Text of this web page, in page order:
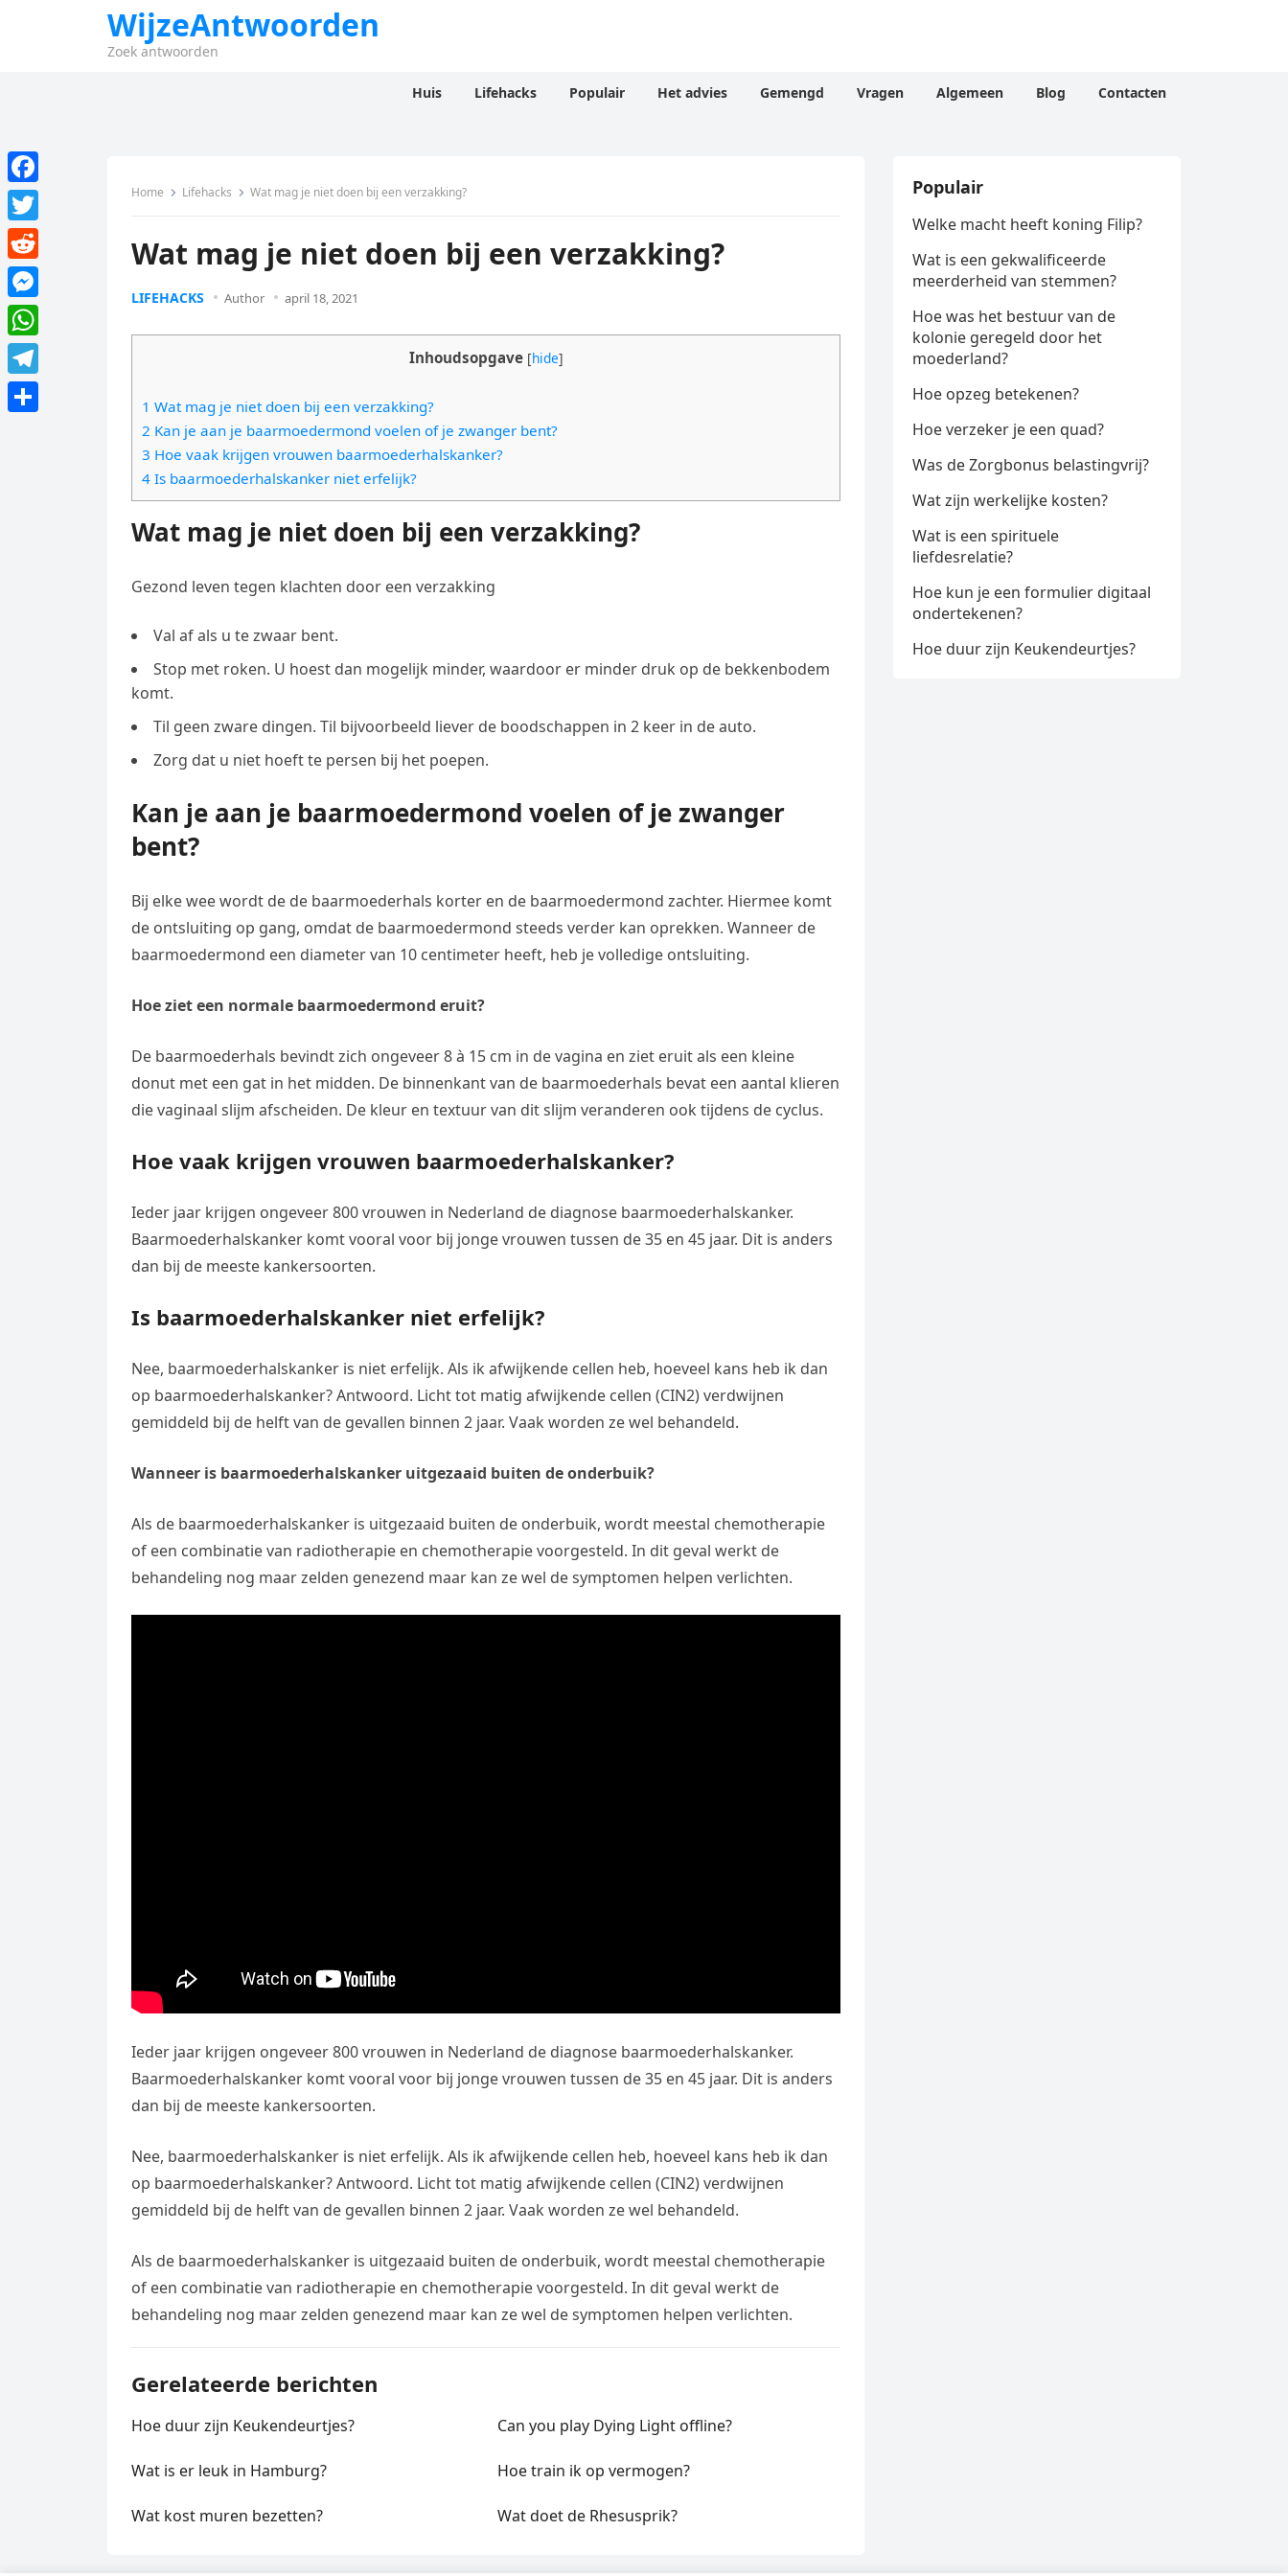
WijzeAntwoorden
Zoek antwoorden
Huis Lifehacks Populair Het advies Gemengd Vragen Algemeen Blog Contacten
Home Lifehacks Wat mag je niet doen bij een verzakking?
Wat mag je niet doen bij een verzakking?
LIFEHACKS Author april 18, 2021
Inhoudsopgave [hide]
1 Wat mag je niet doen bij een verzakking?
2 Kan je aan je baarmoedermond voelen of je zwanger bent?
3 Hoe vaak krijgen vrouwen baarmoederhalskanker?
4 Is baarmoederhalskanker niet erfelijk?
Wat mag je niet doen bij een verzakking?
Gezond leven tegen klachten door een verzakking
Val af als u te zwaar bent.
Stop met roken. U hoest dan mogelijk minder, waardoor er minder druk op de bekkenbodem
komt.
Til geen zware dingen. Til bijvoorbeeld liever de boodschappen in 2 keer in de auto.
Zorg dat u niet hoeft te persen bij het poepen.
Kan je aan je baarmoedermond voelen of je zwanger
bent?
Bij elke wee wordt de de baarmoederhals korter en de baarmoedermond zachter. Hiermee komt
de ontsluiting op gang, omdat de baarmoedermond steeds verder kan oprekken. Wanneer de
baarmoedermond een diameter van 10 centimeter heeft, heb je volledige ontsluiting.
Hoe ziet een normale baarmoedermond eruit?
De baarmoederhals bevindt zich ongeveer 8 à 15 cm in de vagina en ziet eruit als een kleine
donut met een gat in het midden. De binnenkant van de baarmoederhals bevat een aantal klieren
die vaginaal slijm afscheiden. De kleur en textuur van dit slijm veranderen ook tijdens de cyclus.
Hoe vaak krijgen vrouwen baarmoederhalskanker?
Ieder jaar krijgen ongeveer 800 vrouwen in Nederland de diagnose baarmoederhalskanker.
Baarmoederhalskanker komt vooral voor bij jonge vrouwen tussen de 35 en 45 jaar. Dit is anders
dan bij de meeste kankersoorten.
Is baarmoederhalskanker niet erfelijk?
Nee, baarmoederhalskanker is niet erfelijk. Als ik afwijkende cellen heb, hoeveel kans heb ik dan
op baarmoederhalskanker? Antwoord. Licht tot matig afwijkende cellen (CIN2) verdwijnen
gemiddeld bij de helft van de gevallen binnen 2 jaar. Vaak worden ze wel behandeld.
Wanneer is baarmoederhalskanker uitgezaaid buiten de onderbuik?
Als de baarmoederhalskanker is uitgezaaid buiten de onderbuik, wordt meestal chemotherapie
of een combinatie van radiotherapie en chemotherapie voorgesteld. In dit geval werkt de
behandeling nog maar zelden genezend maar kan ze wel de symptomen helpen verlichten.
Ieder jaar krijgen ongeveer 800 vrouwen in Nederland de diagnose baarmoederhalskanker.
Baarmoederhalskanker komt vooral voor bij jonge vrouwen tussen de 35 en 45 jaar. Dit is anders
dan bij de meeste kankersoorten.
Nee, baarmoederhalskanker is niet erfelijk. Als ik afwijkende cellen heb, hoeveel kans heb ik dan
op baarmoederhalskanker? Antwoord. Licht tot matig afwijkende cellen (CIN2) verdwijnen
gemiddeld bij de helft van de gevallen binnen 2 jaar. Vaak worden ze wel behandeld.
Als de baarmoederhalskanker is uitgezaaid buiten de onderbuik, wordt meestal chemotherapie
of een combinatie van radiotherapie en chemotherapie voorgesteld. In dit geval werkt de
behandeling nog maar zelden genezend maar kan ze wel de symptomen helpen verlichten.
Gerelateerde berichten
Hoe duur zijn Keukendeurtjes? Can you play Dying Light offline?
Wat is er leuk in Hamburg? Hoe train ik op vermogen?
Wat kost muren bezetten? Wat doet de Rhesusprik?
Populair
Welke macht heeft koning Filip?
Wat is een gekwalificeerde
meerderheid van stemmen?
Hoe was het bestuur van de
kolonie geregeld door het
moederland?
Hoe opzeg betekenen?
Hoe verzeker je een quad?
Was de Zorgbonus belastingvrij?
Wat zijn werkelijke kosten?
Wat is een spirituele
liefdesrelatie?
Hoe kun je een formulier digitaal
ondertekenen?
Hoe duur zijn Keukendeurtjes?
F
a
c
e
b
o
o
k
T
w
i
t
t
e
R
e
d
d
M
e
s
s
W
h
a
T